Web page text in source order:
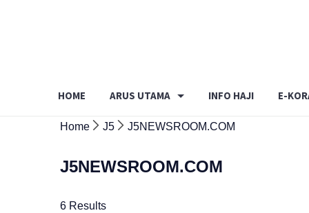
HOME ARUS UTAMA INFO HAJI E-
Home J5 J5NEWSROOM.COM
J5NEWSROOM.COM
6 Results